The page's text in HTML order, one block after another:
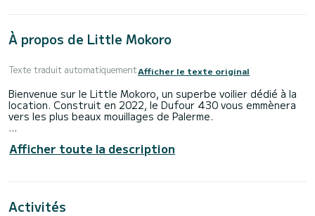
À propos de Little Mokoro
Texte traduit automatiquementAfficher le texte original
Bienvenue sur le Little Mokoro, un superbe voilier dédié à la
location. Construit en 2022, le Dufour 430 vous emmènera
vers les plus beaux mouillages de Palerme.
cheval. Les 4 cabines peuvent accueillir 8 personnes en
Ce Dufour 430 est équipé de 2 salles de bains avec douche.
Ce bateau est équipé d'une grand-voile enrouleur et d'un
Afficher toute la description
Activités